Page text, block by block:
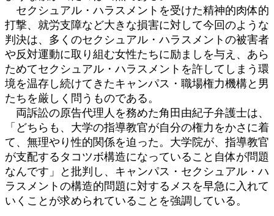
セクシュアル・ハラスメントを受けた精神的肉体的
打撃、就労支障など大きな損害に対して今回のような
判決は、多くのセクシュアル・ハラスメントの被害者
や反対運動に取り組む女性たちに励ましを与え、あら
ためてセクシュアル・ハラスメントを許してしまう環
境を温存し続けてきたキャンパス・職場権力機構と男
たちを厳しく問うものである。
両訴訟の原告代理人を務めた角田由紀子弁護士は、
「どちらも、大学の指導教官が自分の権力をかさに着
て、無理やり性的関係を迫った。大学院が、指導教官
が支配するタコツボ構造になっていること自体が問題
なんです」と批判し、キャンパス・セクシュアル・ハ
ラスメントの構造的問題に対するメスを早急に入れて
いくことが求められていることを強調している。